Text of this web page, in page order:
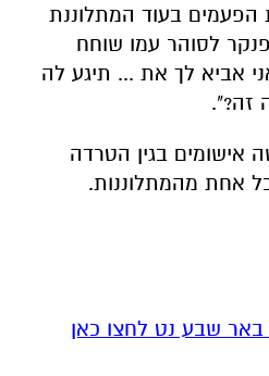
בעוד המתלוננת
לסוהר עמו שוחח
אביא לך את ... תיגע לה
זה?".
אישומים בגין הטרדה
אחת מהמתלוננות.
שבע נט לחצו כאן